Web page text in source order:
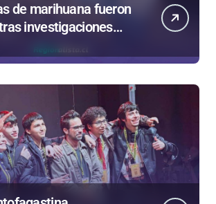
de marihuana fueron
investigaciones